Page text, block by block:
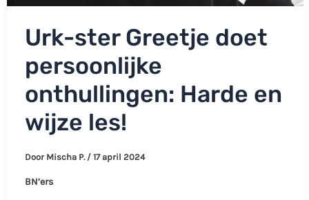
Urk-ster Greetje doet
persoonlijke
onthullingen: Harde en
wijze les!
Door Mischa P. / 17 april 2024
BN’ers